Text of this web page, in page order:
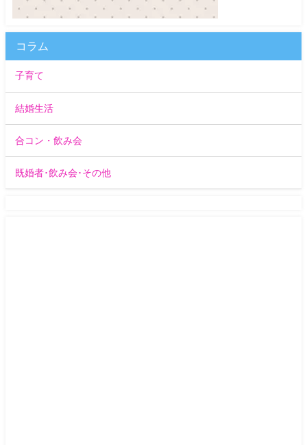
コラム
子育て
結婚生活
合コン・飲み会
既婚者･飲み会･その他